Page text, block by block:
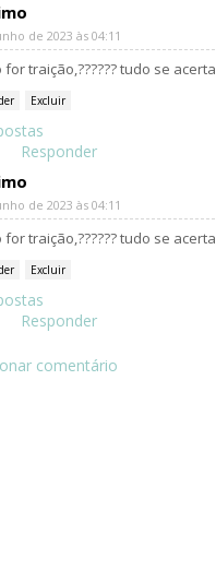
de 2023 às 04:11
for traição,?????? tudo se acerta
Excluir
Responder
de 2023 às 04:11
for traição,?????? tudo se acerta
Excluir
Responder
comentário